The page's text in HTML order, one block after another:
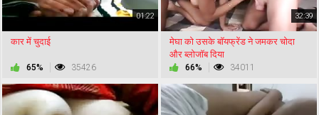
01:22
कार में चुदाई
65% 35426
32:39
मेघा को उसके बॉयफ्रेंड ने जमकर चोदा
और ब्लोजॉब दिया
66% 34011